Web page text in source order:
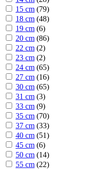
15 cm (79)
18 cm (48)
19 cm (6)
20 cm (86)
22 cm (2)
23 cm (2)
24 cm (65)
27 cm (16)
30 cm (65)
31 cm (3)
33 cm (9)
35 cm (70)
37 cm (33)
40 cm (51)
45 cm (6)
50 cm (14)
55 cm (22)